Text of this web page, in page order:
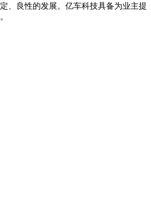
、良性的发展。亿车科技具备为业主提